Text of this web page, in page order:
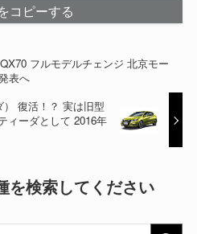
コピーする
フルモデルチェンジ 北京モー
表へ
復活！？ 実は旧型
ィーダとして 2016年
を検索してください